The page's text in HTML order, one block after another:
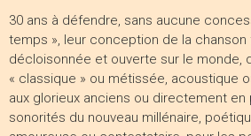
30 ans à défendre, sans aucune
temps », leur conception de la chanson
décloisonnée et ouverte sur le monde,
« classique » ou métissée, acoustique
aux glorieux anciens ou directement en
sonorités du nouveau millénaire,